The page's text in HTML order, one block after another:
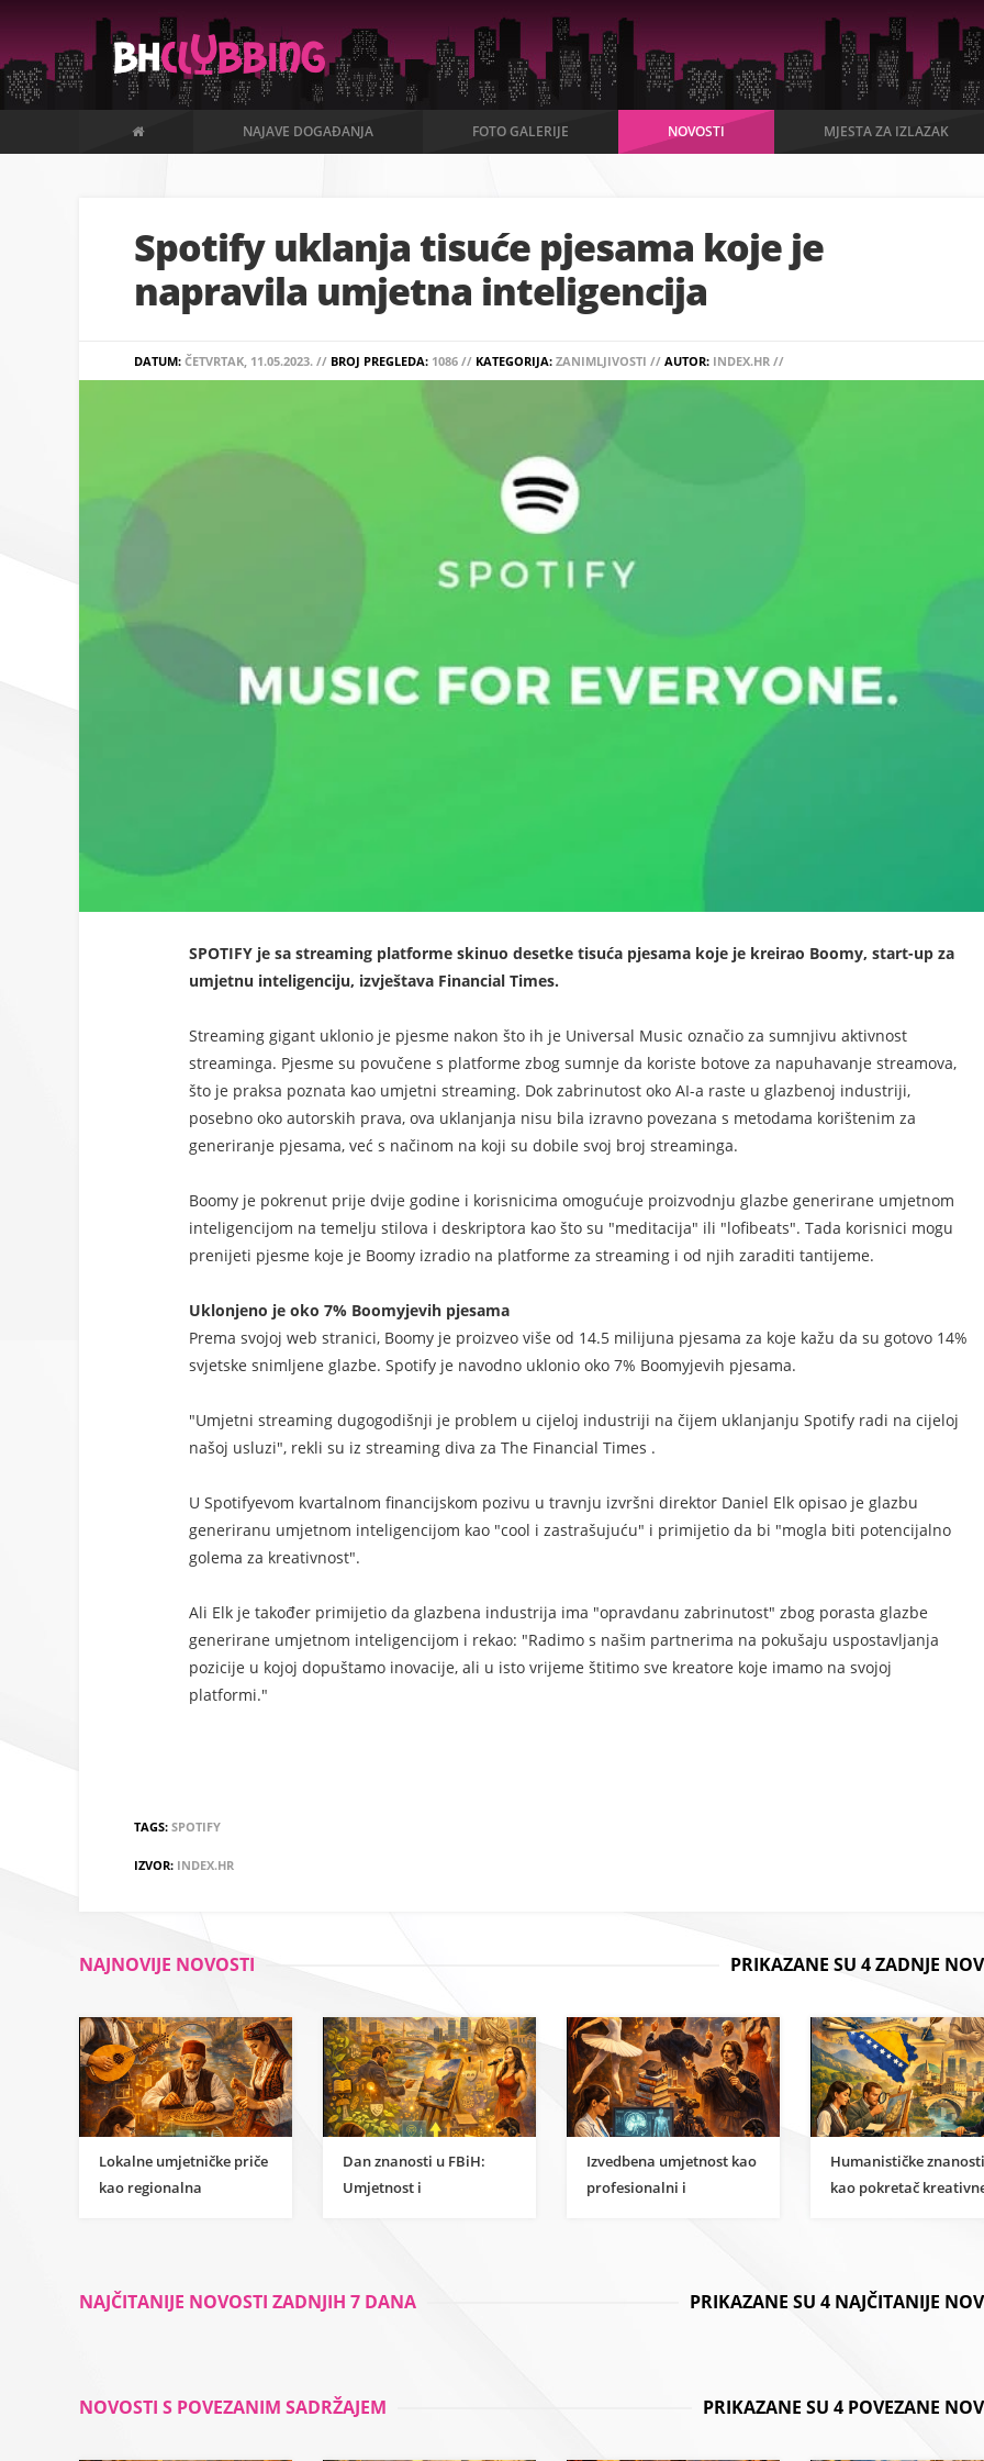
NAJAVE DOGAĐANJA FOTO GALERIJE NOVOSTI MJESTA ZA IZLAZAK
Spotify uklanja tisuće pjesama koje je
napravila umjetna inteligencija
DATUM: ČETVRTAK, 11.05.2023. // BROJ PREGLEDA: 1086 // KATEGORIJA: ZANIMLJIVOSTI // AUTOR: INDEX.HR //
SPOTIFY je sa streaming platforme skinuo desetke tisuća pjesama koje je kreirao Boomy, start-up za
umjetnu inteligenciju, izvještava Financial Times.
Streaming gigant uklonio je pjesme nakon što ih je Universal Music označio za sumnjivu aktivnost
streaminga. Pjesme su povučene s platforme zbog sumnje da koriste botove za napuhavanje streamova,
što je praksa poznata kao umjetni streaming. Dok zabrinutost oko AI-a raste u glazbenoj industriji,
posebno oko autorskih prava, ova uklanjanja nisu bila izravno povezana s metodama korištenim za
generiranje pjesama, već s načinom na koji su dobile svoj broj streaminga.
Boomy je pokrenut prije dvije godine i korisnicima omogućuje proizvodnju glazbe generirane umjetnom
inteligencijom na temelju stilova i deskriptora kao što su "meditacija" ili "lofibeats". Tada korisnici mogu
prenijeti pjesme koje je Boomy izradio na platforme za streaming i od njih zaraditi tantijeme.
Uklonjeno je oko 7% Boomyjevih pjesama
Prema svojoj web stranici, Boomy je proizveo više od 14.5 milijuna pjesama za koje kažu da su gotovo 14%
svjetske snimljene glazbe. Spotify je navodno uklonio oko 7% Boomyjevih pjesama.
"Umjetni streaming dugogodišnji je problem u cijeloj industriji na čijem uklanjanju Spotify radi na cijeloj
našoj usluzi", rekli su iz streaming diva za The Financial Times .
U Spotifyevom kvartalnom financijskom pozivu u travnju izvršni direktor Daniel Elk opisao je glazbu
generiranu umjetnom inteligencijom kao "cool i zastrašujuću" i primijetio da bi "mogla biti potencijalno
golema za kreativnost".
Ali Elk je također primijetio da glazbena industrija ima "opravdanu zabrinutost" zbog porasta glazbe
generirane umjetnom inteligencijom i rekao: "Radimo s našim partnerima na pokušaju uspostavljanja
pozicije u kojoj dopuštamo inovacije, ali u isto vrijeme štitimo sve kreatore koje imamo na svojoj
platformi."
TAGS: SPOTIFY
IZVOR: INDEX.HR
NAJNOVIJE NOVOSTI PRIKAZANE SU 4 ZADNJE
Lokalne umjetničke priče
kao regionalna
umjetnosti
Dan znanosti u FBiH:
Umjetnost i
Izvedbena umjetnost kao
profesionalni i
Humanističke
kao pokretač
NAJČITANIJE NOVOSTI ZADNJIH 7 DANA PRIKAZANE SU 4 NAJČITANIJE
NOVOSTI S POVEZANIM SADRŽAJEM PRIKAZANE SU 4 POVEZANE